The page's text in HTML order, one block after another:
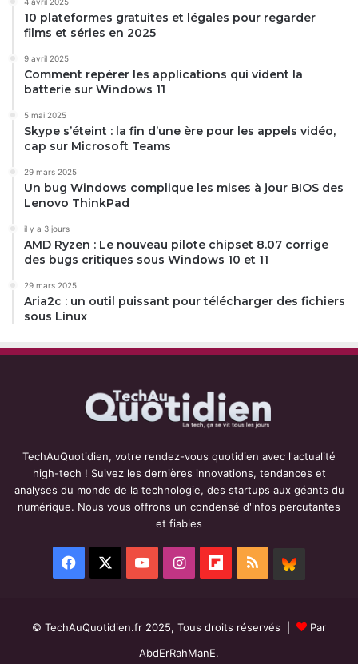
10 plateformes gratuites et légales pour regarder
films et séries en 2025
9 avril 2025
Comment repérer les applications qui vident la
batterie sur Windows 11
5 mai 2025
Skype s’éteint : la fin d’une ère pour les appels vidéo,
cap sur Microsoft Teams
29 mars 2025
Un bug Windows complique les mises à jour BIOS des
Lenovo ThinkPad
il y a 3 jours
AMD Ryzen : Le nouveau pilote chipset 8.07 corrige
des bugs critiques sous Windows 10 et 11
29 mars 2025
Aria2c : un outil puissant pour télécharger des fichiers
sous Linux
TechAuQuotidien, votre rendez-vous quotidien avec l'actualité
high-tech ! Suivez les dernières innovations, tendances et
analyses du monde de la technologie, des startups aux géants du
numérique. Nous vous offrons un condensé d'infos percutantes
et fiables
Facebook YouTubeInstagramFlipboard
RSS
© TechAuQuotidien.fr 2025, Tous droits réservés |
Par
AbdErRahManE.